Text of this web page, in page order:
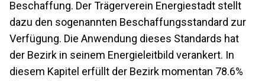
Beschaffung. Der Trägerverein Energiestadt stellt
dazu den sogenannten Beschaffungsstandard zur
Verfügung. Die Anwendung dieses Standards hat
der Bezirk in seinem Energieleitbild verankert. In
diesem Kapitel erfüllt der Bezirk momentan 78.6%